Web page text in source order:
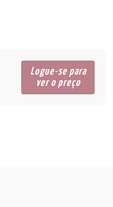
Logue-se para
ver o preço